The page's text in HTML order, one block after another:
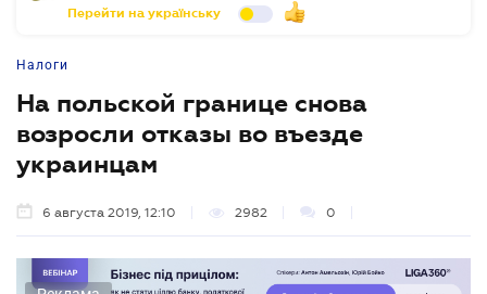
Перейти на українську
Налоги
На польской границе снова
возросли отказы во въезде
украинцам
6 августа 2019, 12:10 2982 0